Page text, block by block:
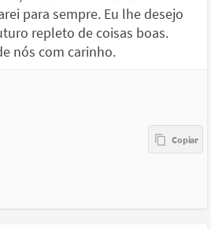
para sempre. Eu lhe desejo
repleto de coisas boas.
nós com carinho.